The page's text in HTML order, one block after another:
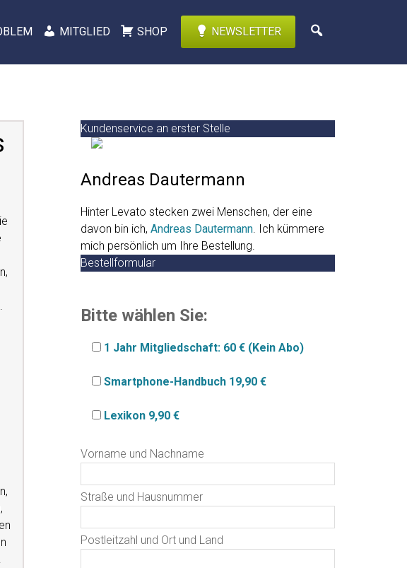
MITGLIED SHOP NEWSLETTER
Kundenservice an erster Stelle
Andreas Dautermann
Hinter Levato stecken zwei Menschen, der eine
davon bin ich, Andreas Dautermann. Ich kümmere
mich persönlich um Ihre Bestellung.
Bestellformular
Bitte wählen Sie:
1 Jahr Mitgliedschaft: 60 € (Kein Abo)
Smartphone-Handbuch 19,90 €
Lexikon 9,90 €
Vorname und Nachname
Straße und Hausnummer
Postleitzahl und Ort und Land